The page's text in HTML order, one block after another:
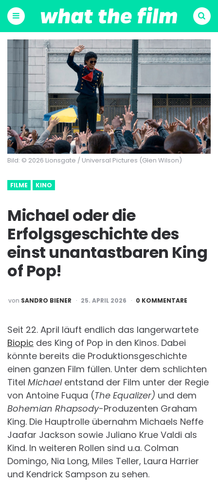
Menu Suchen
Bild: © 2026 Lionsgate / Universal Pictures (Glen Wilson)
FILME KINO
Michael oder die
Erfolgsgeschichte des
einst unantastbaren King
of Pop!
POSTED
BY
von SANDRO BIENER 25. APRIL 2026 0 KOMMENTARE
Seit 22. April läuft endlich das langerwartete
Biopic des King of Pop in den Kinos. Dabei
könnte bereits die Produktionsgeschichte
einen ganzen Film füllen. Unter dem schlichten
Titel Michaelentstand der Film unter der Regie
von Antoine Fuqua (The Equalizer) und dem
Bohemian Rhapsody-Produzenten Graham
King. Die Hauptrolle übernahm Michaels Neffe
Jaafar Jackson sowie Juliano Krue Valdi als
Kind. In weiteren Rollen sind u.a. Colman
Domingo, Nia Long, Miles Teller, Laura Harrier
und Kendrick Sampson zu sehen.